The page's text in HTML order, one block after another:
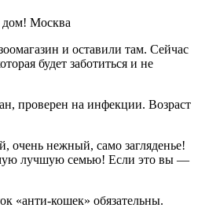
дом! Москва
и оставили там. Сейчас
будет заботиться и не
проверен на инфекции. Возраст
очень нежный, само загляденье!
лучшую семью! Если это вы —
«анти-кошек» обязательны.